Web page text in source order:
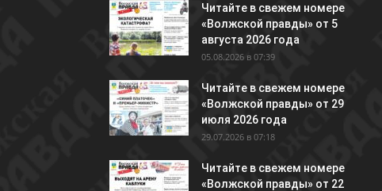
Читайте в свежем номере
«Волжской правды» от 5
августа 2026 года
05.08.2026 в 07:39
Читайте в свежем номере
«Волжской правды» от 29
июля 2026 года
29.07.2026 в 07:18
Читайте в свежем номере
«Волжской правды» от 22